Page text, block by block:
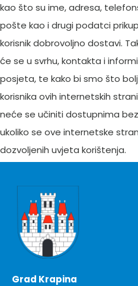
kao što su ime, adresa,
pošte kao i drugi podatci
korisnik dobrovoljno dostavi.
će se u svrhu, kontakta i
posjeta, te kako bi smo što
korisnika ovih internetskih
neće se učiniti dostupnima
ukoliko se ove internetske
dozvoljenih uvjeta korištenja.
Grad Krapina